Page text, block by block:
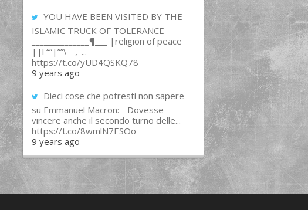
YOU HAVE BEEN VISITED BY THE
ISLAMIC TRUCK OF TOLERANCE
______________¶___ |religion of peace
||l “”|””\__,_...
https://t.co/yUD4QSKQ78
9 years ago
Dieci cose che potresti non sapere
su Emmanuel Macron: - Dovesse
vincere anche il secondo turno delle...
https://t.co/8wmlN7ESOo
9 years ago